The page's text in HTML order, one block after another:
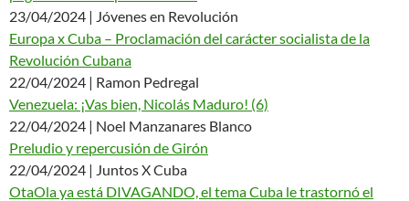
23/04/2024 | Jóvenes en Revolución
Europa x Cuba – Proclamación del carácter socialista de la
Revolución Cubana
22/04/2024 | Ramon Pedregal
Venezuela: ¡Vas bien, Nicolás Maduro! (6)
22/04/2024 | Noel Manzanares Blanco
Preludio y repercusión de Girón
22/04/2024 | Juntos X Cuba
OtaOla ya está DIVAGANDO, el tema Cuba le trastornó el